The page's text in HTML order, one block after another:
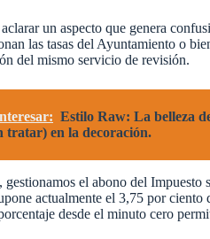
un aspecto que genera
las tasas del Ayuntamiento o
del mismo servicio de revisión.
Estilo Raw: La belleza
tratar) en la decoración.
gestionamos el abono del
actualmente el 3,75 por
desde el minuto cero